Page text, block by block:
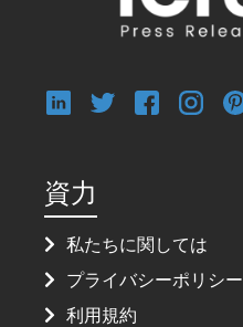
資力
私たちに関しては
プライバシーポリシー
利用規約